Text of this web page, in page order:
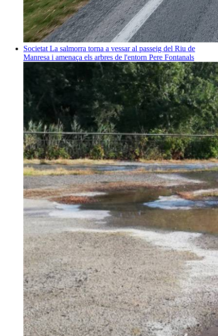
Societat La salmorra torna a vessar al passeig del Riu de
Manresa i amenaça els arbres de l'entorn Pere Fontanals